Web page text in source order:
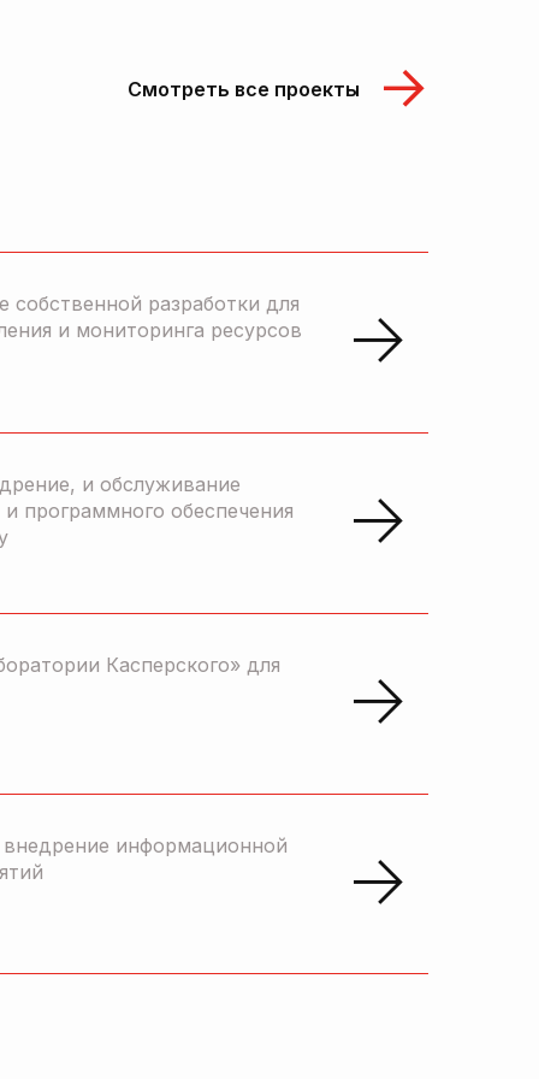
Смотреть все проекты
разработки для
и мониторинга ресурсов
и обслуживание
программного обеспечения
Касперского» для
информационной